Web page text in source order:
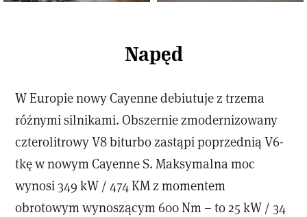
Napęd
W Europie nowy Cayenne debiutuje z trzema
różnymi silnikami. Obszernie zmodernizowany
czterolitrowy V8 biturbo zastąpi poprzednią V6-
tkę w nowym Cayenne S. Maksymalna moc
wynosi 349 kW / 474 KM z momentem
obrotowym wynoszącym 600 Nm – to 25 kW / 34